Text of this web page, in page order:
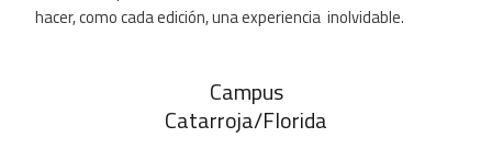
hacer, como cada edición, una experiencia inolvidable.
Campus
Catarroja/Florida